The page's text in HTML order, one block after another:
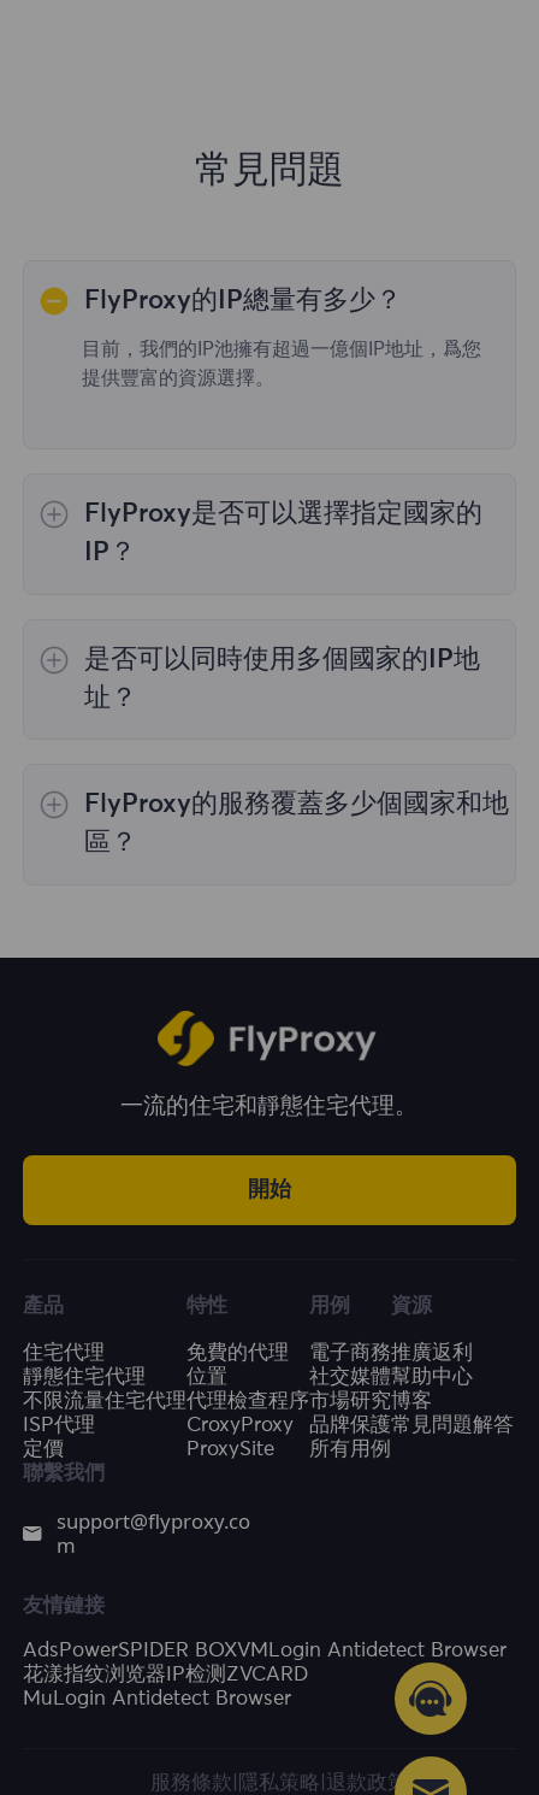
常見問題
FlyProxy的IP總量有多少？
目前，我們的IP池擁有超過一億個IP地址，爲您
提供豐富的資源選擇。
FlyProxy是否可以選擇指定國家的
IP？
的代理選擇； 靜態住宅代理提供36個國家的代
理，購買時您可以選擇所需的國家。
是否可以同時使用多個國家的IP地
址？
有用。您可以在管理面板中自由選擇和切換不同
國家的IP地址。
FlyProxy的服務覆蓋多少個國家和地
區？
一流的住宅和靜態住宅代理。
開始
產品
住宅代理
靜態住宅代理
不限流量住宅代理
ISP代理
定價
特性
免費的代理
位置
代理檢查程序
CroxyProxy
ProxySite
用例
電子商務
社交媒體
市場研究
品牌保護
所有用例
資源
推廣返利
幫助中心
博客
常見問題解答
聯繫我們
support@flyproxy.co
m
友情鏈接
AdsPowerSPIDER BOXVMLogin Antidetect Browser
花漾指纹浏览器 IP检测 ZVCARD
MuLogin Antidetect Browser
服務條款 隱私策略 退款政策